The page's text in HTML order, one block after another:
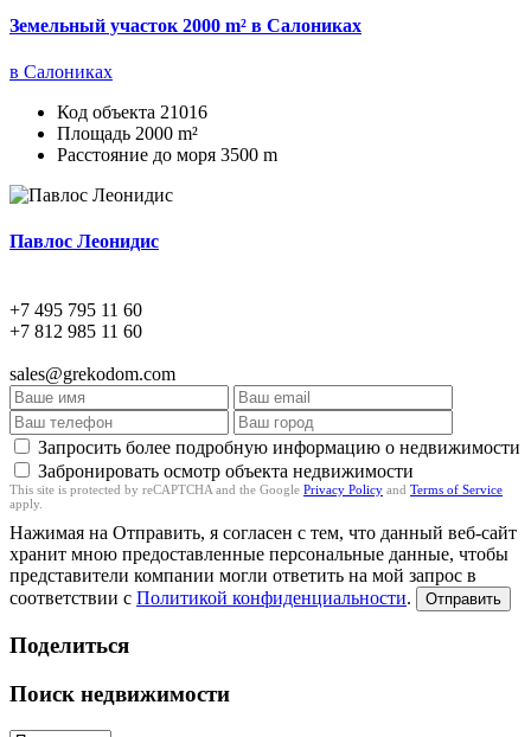
Земельный участок 2000 m² в Салониках
в Салониках
Код объекта 21016
Площадь 2000 m²
Расстояние до моря 3500 m
Павлос Леонидис
+7 495 795 11 60
+7 812 985 11 60
sales@grekodom.com
Запросить более подробную информацию о недвижимости
Забронировать осмотр объекта недвижимости
This site is protected by reCAPTCHA and the Google Privacy Policy and Terms of Service
apply.
Нажимая на Отправить, я согласен с тем, что данный веб-сайт
хранит мною предоставленные персональные данные, чтобы
представители компании могли ответить на мой запрос в
соответствии с Политикой конфиденциальности. Отправить
Поделиться
Поиск недвижимости